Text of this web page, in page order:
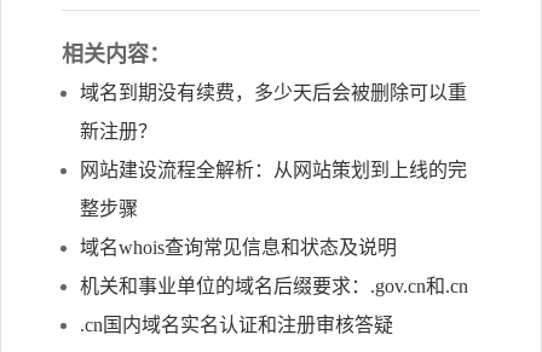
相关内容：
域名到期没有续费，多少天后会被删除可以重
新注册？
网站建设流程全解析：从网站策划到上线的完
整步骤
域名whois查询常见信息和状态及说明
机关和事业单位的域名后缀要求：.gov.cn和.cn
.cn国内域名实名认证和注册审核答疑